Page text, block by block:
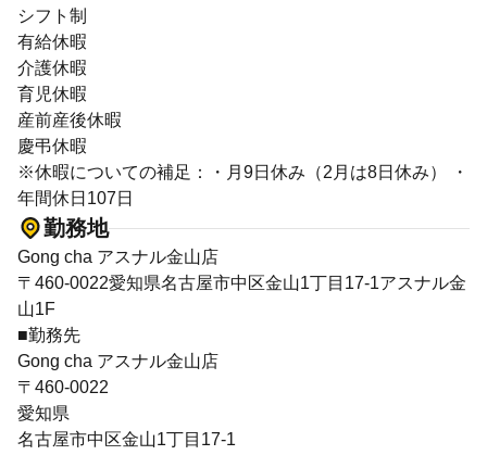
シフト制
有給休暇
介護休暇
育児休暇
産前産後休暇
慶弔休暇
※休暇についての補足：・月9日休み（2月は8日休み） ・
年間休日107日
勤務地
Gong cha アスナル金山店
〒460-0022愛知県名古屋市中区金山1丁目17-1アスナル金
山1F
■勤務先
Gong cha アスナル金山店
〒460-0022
愛知県
名古屋市中区金山1丁目17-1